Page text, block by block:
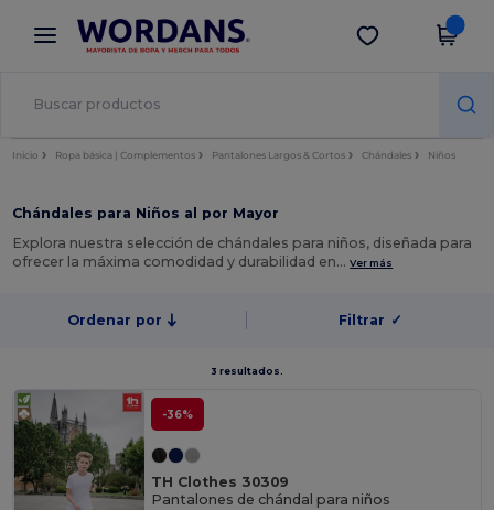
× App de Wordans
¡Mejores precios en app!
Descargar app
Inicio Ropa básica | Complementos Pantalones Largos & Cortos Chándales Niños
Chándales para Niños al por Mayor
Explora nuestra selección de chándales para niños, diseñada para
ofrecer la máxima comodidad y durabilidad en…Ver más
Ordenar por Filtrar ✓
3 resultados.
-36%
TH Clothes 30309
Pantalones de chándal para niños